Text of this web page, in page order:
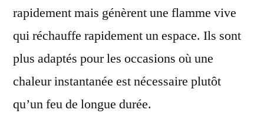
rapidement mais génèrent une flamme vive
qui réchauffe rapidement un espace. Ils sont
plus adaptés pour les occasions où une
chaleur instantanée est nécessaire plutôt
qu’un feu de longue durée.